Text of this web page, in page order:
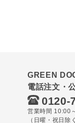
GREEN
電話注文・
0120-
営業時間 10:00
（日曜・祝日除